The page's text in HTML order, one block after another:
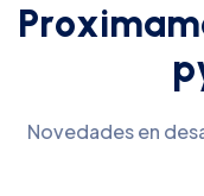
Proximam
p
Novedades en